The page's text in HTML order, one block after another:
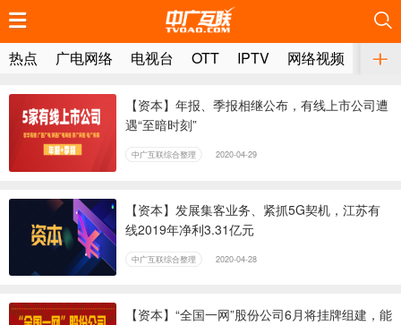
热点 广电网络 电视台 OTT IPTV 网络视频 媒体
【资本】年报、季报相继公布，有线上市公司遭
遇“至暗时刻”
中广互联综合整理 2020-04-29
【资本】发展集客业务、紧抓5G契机，江苏有
线2019年净利3.31亿元
中广互联综合整理 2020-04-28
【资本】“全国一网”股份公司6月将挂牌组建，能